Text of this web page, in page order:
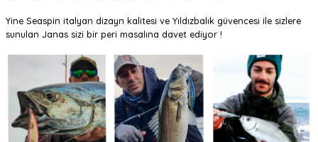
Yine Seaspin italyan dizayn kalitesi ve Yıldızbalık güvencesi ile sizlere
sunulan Janas sizi bir peri masalına davet ediyor !